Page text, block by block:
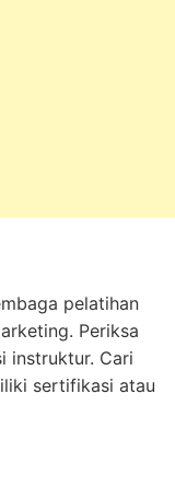
pelatihan
Periksa
instruktur. Cari
sertifikasi atau